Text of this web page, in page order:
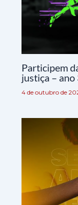
Participem
justiça –
4 de outubro de